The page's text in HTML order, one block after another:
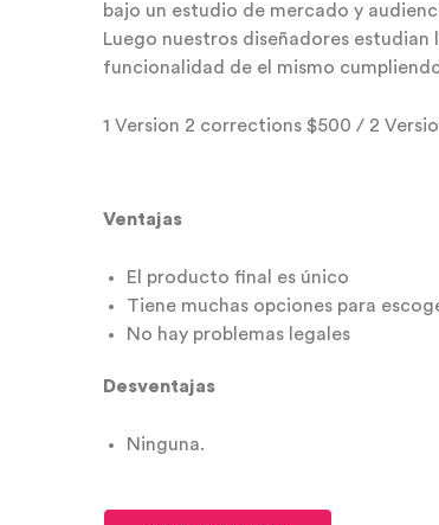
bajo un estudio de mercado y
Luego nuestros diseñadores
funcionalidad de el mismo
1 Version 2 corrections $500 / 2
Ventajas
El producto final es único
Tiene muchas opciones para
No hay problemas legales
Desventajas
Ninguna.